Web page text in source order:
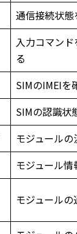
通信接続状
入力コマン
る
SIMのIMEIを
SIMの認識状
モジュール
モジュール
モジュール